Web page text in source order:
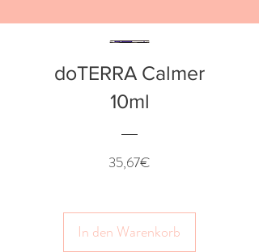
doTERRA Calmer
10ml
35,67€
In den Warenkorb